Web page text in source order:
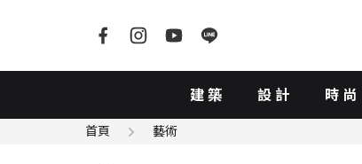
建築 設計 時尚
首頁 藝術